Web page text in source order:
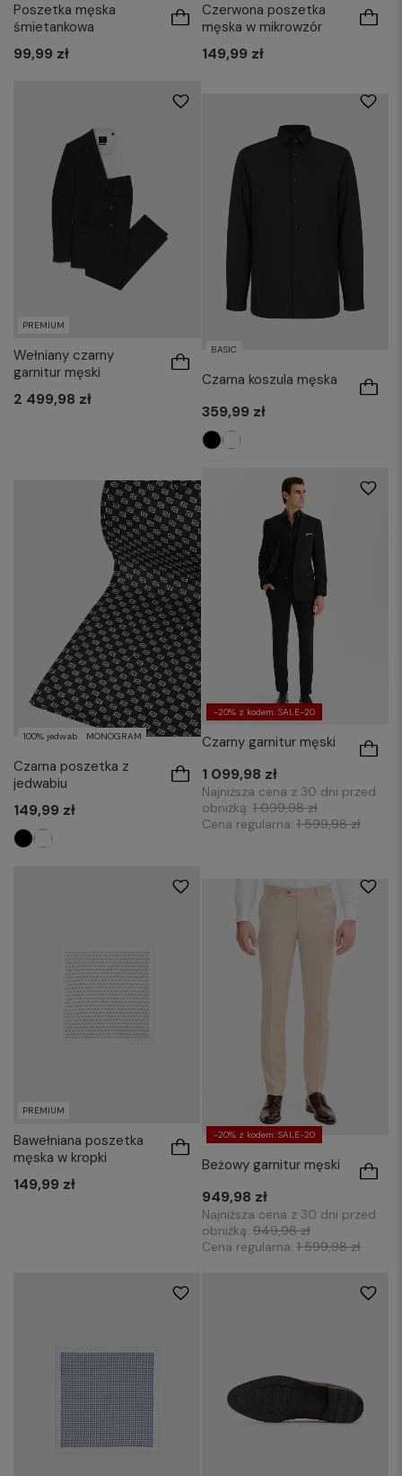
Poszetka męska
śmietankowa
99,99 zł
Czerwona poszetka
męska w mikrowzór
149,99 zł
PREMIUM
Wełniany czarny
garnitur męski
2 499,98 zł
BASIC
41-42/164-170
41-42/176-182
43-44/176-182 45-46/176-182
41-42/188-194
43-44/188-194
Czarna koszula męska
359,99 zł
100% jedwab MONOGRAM
Czarna poszetka z
jedwabiu
149,99 zł
-20% z kodem: SALE-20
Czarny garnitur męski
1 099,98 zł
Najniższa cena z 30 dni przed
obniżką:1 099,98 zł
Cena regularna:1 599,98 zł
PREMIUM
Bawełniana poszetka
męska w kropki
149,99 zł
-20% z kodem: SALE-20
Beżowy garnitur męski
949,98 zł
Najniższa cena z 30 dni przed
obniżką:949,98 zł
Cena regularna:1 599,98 zł
39 40 41 42